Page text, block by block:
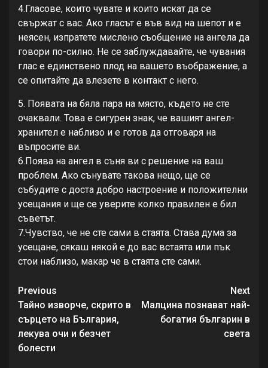
4.Гласове, които чувате и които искат да се
свържат с вас. Ако гласът е във вид на шепот и е
неясен, изпратете мислено съобщение на ангела да
говори по-силно. Не се заблуждавайте, че чувания
глас е единствено плод на вашето въображение, а
се опитайте да влезете в контакт с него.
5. Появата на бяла пара на място, където не сте
очаквали. Това е сигурен знак, че вашият ангел-
хранител е наблизо и е готов да отговаря на
въпросите ви.
6.Поява на ангел в съня ви с решение на ваш
проблем. Ако сънувате такова нещо, ще се
събудите с доста добро настроение и положителни
усещания и ще се уверите колко правилен е бил
съветът.
7.Чувство, че не сте сами в стаята. Става дума за
усещане, сякаш някой е до вас встаята или пък
стои наблизо, макар че в стаята сте сами.
Continue
Reading
Previous
Тайно изворче, скрито в
сърцето на България,
лекува очи и безчет
болести
Next
Малцина познават най-
богатия българин в
света